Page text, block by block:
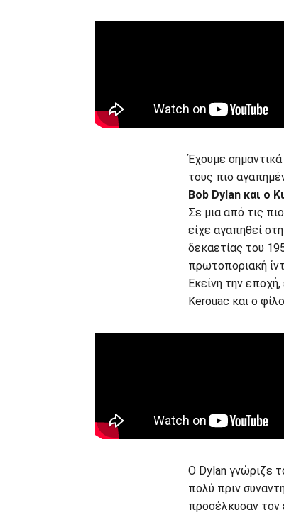
Έχουμε
τους πιο
Bob Dylan και ο
Σε μια από τις
είχε αγαπηθεί
δεκαετίας του
πρωτοποριακή
Εκείνη την
Kerouac και ο
Ο Dylan γνώριζε
πολύ πριν
προσέλκυσαν τον